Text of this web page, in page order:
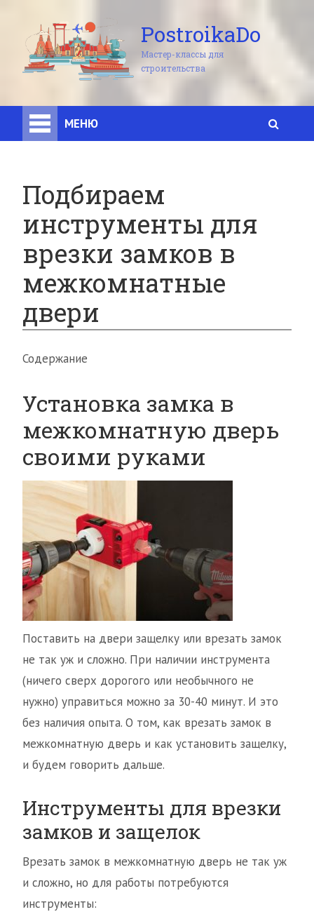
PostroikaDo
Мастер-классы для
строительства
МЕНЮ
Подбираем
инструменты для
врезки замков в
межкомнатные
двери
Содержание
Установка замка в
межкомнатную дверь
своими руками
Поставить на двери защелку или врезать замок
не так уж и сложно. При наличии инструмента
(ничего сверх дорогого или необычного не
нужно) управиться можно за 30-40 минут. И это
без наличия опыта. О том, как врезать замок в
межкомнатную дверь и как установить защелку,
и будем говорить дальше.
Инструменты для врезки
замков и защелок
Врезать замок в межкомнатную дверь не так уж
и сложно, но для работы потребуются
инструменты: